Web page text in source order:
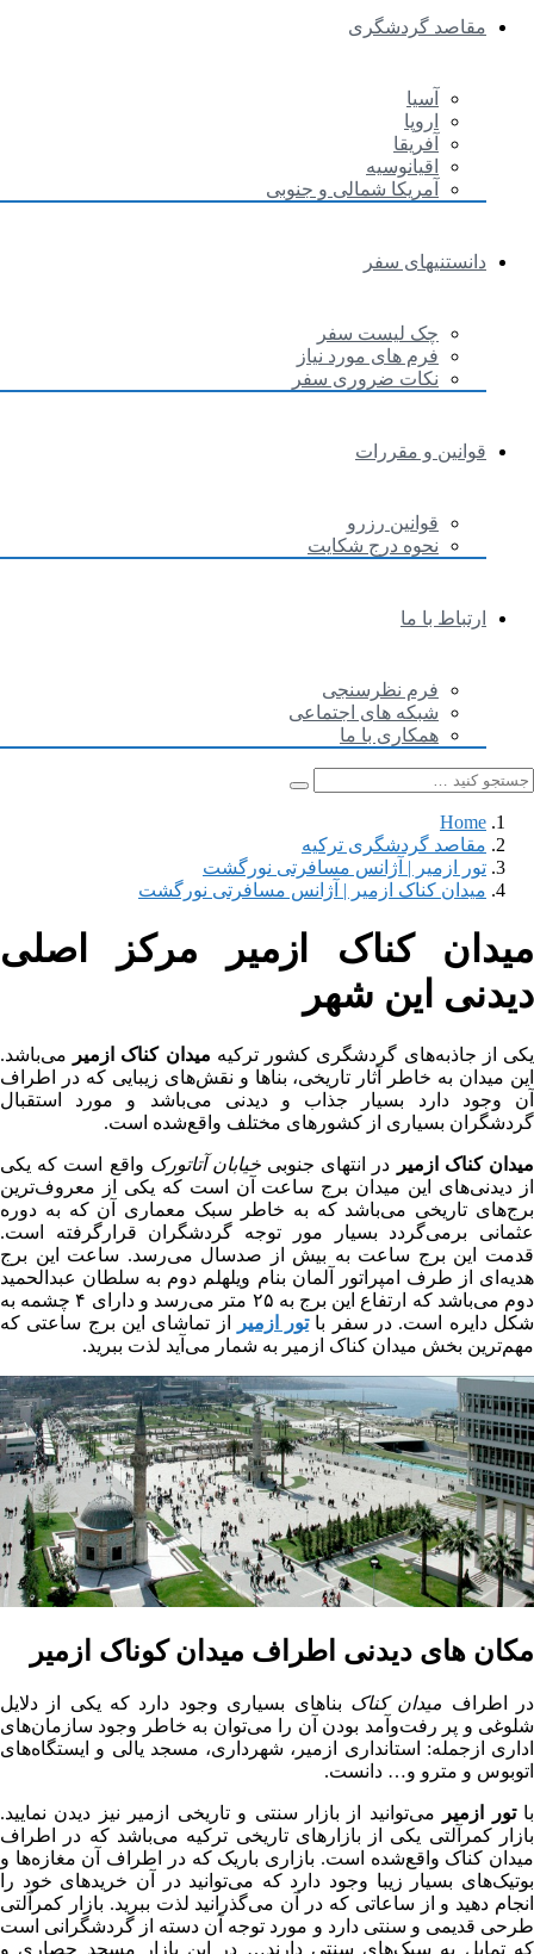
مقاصد گردشگری
آسیا
اروپا
آفریقا
اقیانوسیه
آمریکا شمالی و جنوبی
دانستنیهای سفر
چک لیست سفر
فرم های مورد نیاز
نکات ضروری سفر
قوانین و مقررات
قوانین رزرو
نحوه درج شکایت
ارتباط با ما
فرم نظرسنجی
شبکه های اجتماعی
همکاری با ما
Home
مقاصد گردشگری ترکیه
تور ازمیر | آژانس مسافرتی نورگشت
میدان کناک ازمیر | آژانس مسافرتی نورگشت
میدان کناک ازمیر مرکز اصلی
دیدنی این شهر
یکی از جاذبه‌های گردشگری کشور ترکیه میدان کناک ازمیر
می‌باشد.
این میدان به خاطر آثار تاریخی، بناها و نقش‌های زیبایی که در اطراف
آن وجود دارد بسیار جذاب و دیدنی می‌باشد و مورد استقبال
گردشگران بسیاری از کشورهای مختلف واقع‌شده است.
میدان کناک ازمیر در انتهای جنوبی خیابان آتاتورک واقع است که یکی
از دیدنی‌های این میدان برج ساعت آن است که یکی از معروف‌ترین
برج‌های تاریخی می‌باشد که به خاطر سبک معماری آن که به دوره
عثمانی برمی‌گردد بسیار مور توجه گردشگران قرارگرفته است.
قدمت این برج ساعت به بیش از صدسال می‌رسد. ساعت این برج
هدیه‌ای از طرف امپراتور آلمان بنام ویلهلم دوم به سلطان عبدالحمید
دوم می‌باشد که ارتفاع این برج به ۲۵ متر می‌رسد و دارای ۴ چشمه به
شکل دایره است. در سفر باتور ازمیر
از تماشای این برج ساعتی که
مهم‌ترین بخش میدان کناک ازمیر به شمار می‌آید لذت ببرید.
مکان های دیدنی اطراف میدان کوناک ازمیر
در اطراف میدان کناک بناهای بسیاری وجود دارد که یکی از دلایل
شلوغی و پر رفت‌وآمد بودن آن را می‌توان به خاطر وجود سازمان‌های
اداری ازجمله: استانداری ازمیر، شهرداری، مسجد یالی و ایستگاه‌های
اتوبوس و مترو و… دانست.
باتور ازمیر
می‌توانید از بازار سنتی و تاریخی ازمیر نیز دیدن نمایید.
بازار کمرآلتی یکی از بازارهای تاریخی ترکیه می‌باشد که در اطراف
میدان کناک واقع‌شده است. بازاری باریک که در اطراف آن مغازه‌ها و
بوتیک‌های بسیار زیبا وجود دارد که می‌توانید در آن خریدهای خود را
انجام دهید و از ساعاتی که در آن می‌گذرانید لذت ببرید. بازار کمرآلتی
طرحی قدیمی و سنتی دارد و مورد توجه آن دسته از گردشگرانی است
که تمایل به سبک‌های سنتی دارند… در این بازار مسجد حصاری و